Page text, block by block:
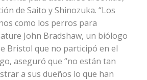
de Saito y Shinozuka. “Los
como los perros para
John Bradshaw, un biólogo
Bristol que no participó en el
aseguró que “no están tan
a sus dueños lo que han